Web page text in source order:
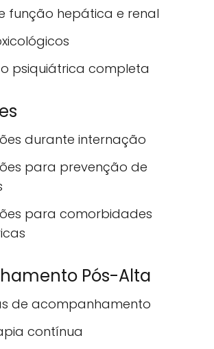
função hepática e renal
psiquiátrica completa
durante internação
para prevenção de
para comorbidades
Pós-Alta
de acompanhamento
contínua